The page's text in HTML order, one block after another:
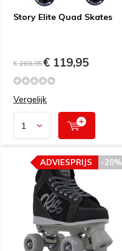
Story Elite Quad Skates
€ 269,95€ 119,95
Vergelijk
-20%
ADVIESPRIJS